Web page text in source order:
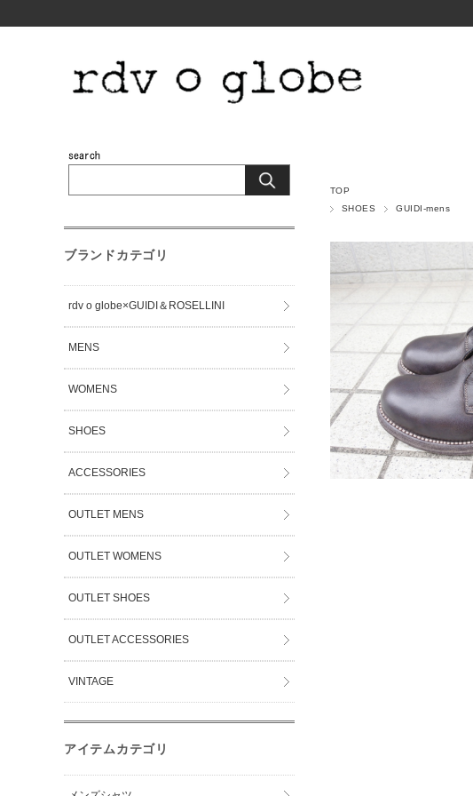
TOP
SHOES
GUIDI-mens
ブランドカテゴリ
rdv o globe×GUIDI＆ROSELLINI
MENS
WOMENS
SHOES
ACCESSORIES
OUTLET MENS
OUTLET WOMENS
OUTLET SHOES
OUTLET ACCESSORIES
VINTAGE
アイテムカテゴリ